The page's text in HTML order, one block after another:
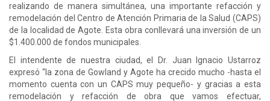
realizando de manera simultánea, una importante refacción y
remodelación del Centro de Atención Primaria de la Salud (CAPS)
de la localidad de Agote. Esta obra conllevará una inversión de un
$1.400.000 de fondos municipales.
El intendente de nuestra ciudad, el Dr. Juan Ignacio Ustarroz
expresó “la zona de Gowland y Agote ha crecido mucho -hasta el
momento cuenta con un CAPS muy pequeño- y gracias a esta
remodelación y refacción de obra que vamos efectuar,